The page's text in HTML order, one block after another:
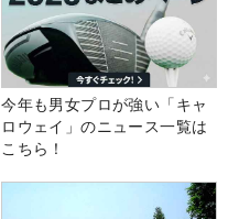
今年も男女プロが強い「キャ
ロウェイ」のニュース一覧は
こちら！